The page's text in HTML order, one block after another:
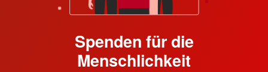
Spenden für die
Menschlichkeit